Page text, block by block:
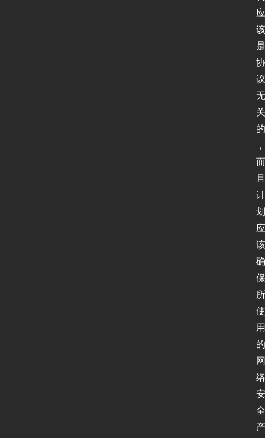
应
该
是
协
议
无
关
的
，
而
且
计
划
应
该
确
保
所
使
用
的
网
络
安
全
产